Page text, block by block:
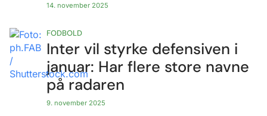
14. november 2025
Inter vil styrke defensiven i
januar: Har flere store navne
på radaren
9. november 2025
FODBOLD